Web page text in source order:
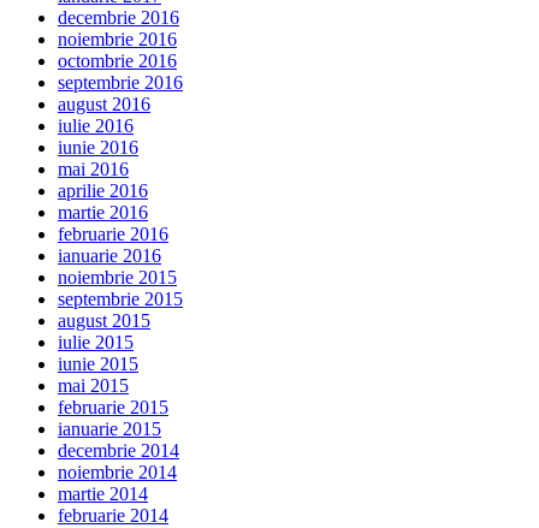
decembrie 2016
noiembrie 2016
octombrie 2016
septembrie 2016
august 2016
iulie 2016
iunie 2016
mai 2016
aprilie 2016
martie 2016
februarie 2016
ianuarie 2016
noiembrie 2015
septembrie 2015
august 2015
iulie 2015
iunie 2015
mai 2015
februarie 2015
ianuarie 2015
decembrie 2014
noiembrie 2014
martie 2014
februarie 2014